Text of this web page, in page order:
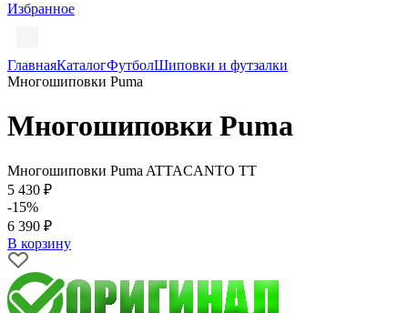
Избранное
ГлавнаяКаталогФутболШиповки и футзалки
Многошиповки Puma
Многошиповки Puma
Многошиповки Puma ATTACANTO TT
5 430 ₽
-15%
6 390 ₽
В корзину